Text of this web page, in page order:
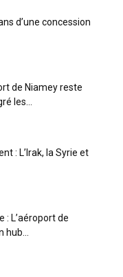
d’une concession
de Niamey reste
les...
: L’Irak, la Syrie et
: L’aéroport de
hub...